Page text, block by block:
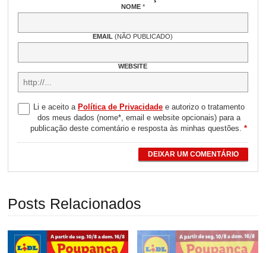
NOME *
EMAIL(NÃO PUBLICADO)
WEBSITE
Li e aceito a Política de Privacidadee autorizo o tratamento
dos meus dados (nome*, email e website opcionais) para a
publicação deste comentário e resposta às minhas questões.*
DEIXAR UM COMENTÁRIO
Posts Relacionados